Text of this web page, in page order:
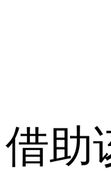
借助